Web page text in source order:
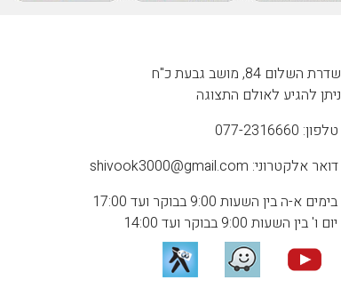
שדרת השלום 84, מושב גבעת כ"ח
ניתן להגיע לאולם התצוגה
טלפון: 077-2316660
דואר אלקטרוני: shivook3000@gmail.com
בימים א-ה בין השעות 9:00 בבוקר ועד 17:00
יום ו' בין השעות 9:00 בבוקר ועד 14:00